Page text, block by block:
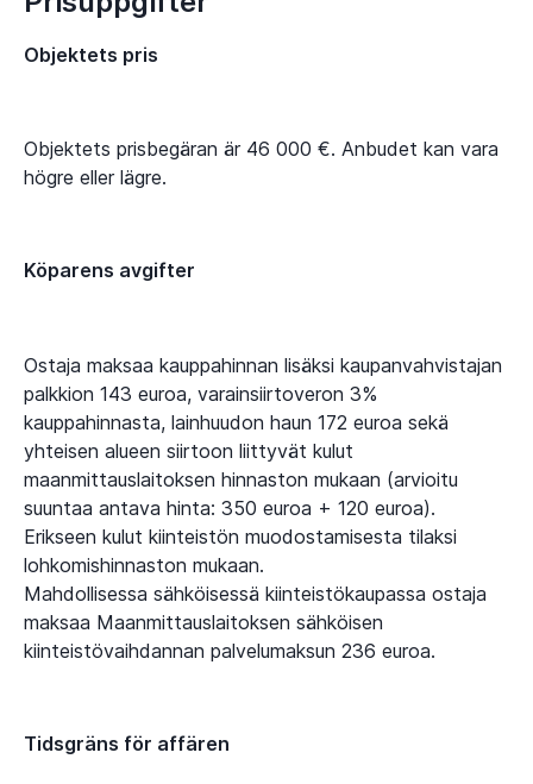
Objektets pris
Objektets prisbegäran är 46 000 €. Anbudet kan vara
högre eller lägre.
Köparens avgifter
Ostaja maksaa kauppahinnan lisäksi kaupanvahvistajan
palkkion 143 euroa, varainsiirtoveron 3%
kauppahinnasta, lainhuudon haun 172 euroa sekä
yhteisen alueen siirtoon liittyvät kulut
maanmittauslaitoksen hinnaston mukaan (arvioitu
suuntaa antava hinta: 350 euroa + 120 euroa).
Erikseen kulut kiinteistön muodostamisesta tilaksi
lohkomishinnaston mukaan.
Mahdollisessa sähköisessä kiinteistökaupassa ostaja
maksaa Maanmittauslaitoksen sähköisen
kiinteistövaihdannan palvelumaksun 236 euroa.
Tidsgräns för affären